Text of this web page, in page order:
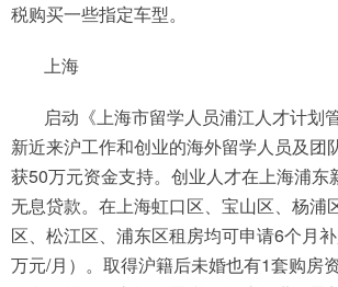
税购买一些指定车型。
上海
启动《上海市留学人员浦江人才计划
新近来沪工作和创业的海外留学人员及团
获50万元资金支持。创业人才在上海浦东
无息贷款。在上海虹口区、宝山区、杨浦
区、松江区、浦东区租房均可申请6个月
万元/月）。取得沪籍后未婚也有1套购房